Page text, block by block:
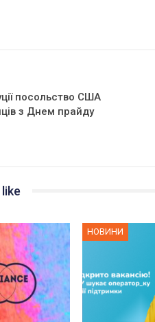
посольство США
з Днем прайду
НОВИНИ